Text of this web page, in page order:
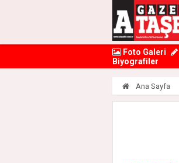
Foto Galeri
Biyografiler
Ana Sayfa